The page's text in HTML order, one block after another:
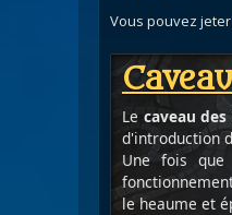
Vous pouvez
Le caveau
d'introduction
Une fois que
le heaume et